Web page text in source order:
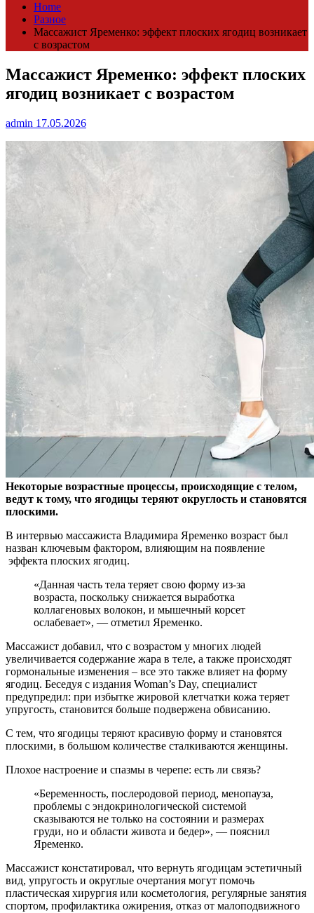
Home
Разное
Массажист Яременко: эффект плоских ягодиц возникает
с возрастом
Массажист Яременко: эффект плоских
ягодиц возникает с возрастом
admin 17.05.2026
Некоторые возрастные процессы, происходящие с телом,
ведут к тому, что ягодицы теряют округлость и становятся
плоскими.
В интервью массажиста Владимира Яременко возраст был
назван ключевым фактором, влияющим на появление
эффекта плоских ягодиц.
«Данная часть тела теряет свою форму из-за
возраста, поскольку снижается выработка
коллагеновых волокон, и мышечный корсет
ослабевает», — отметил Яременко.
Массажист добавил, что с возрастом у многих людей
увеличивается содержание жара в теле, а также происходят
гормональные изменения – все это также влияет на форму
ягодиц. Беседуя с издания Woman’s Day, специалист
предупредил: при избытке жировой клетчатки кожа теряет
упругость, становится больше подвержена обвисанию.
С тем, что ягодицы теряют красивую форму и становятся
плоскими, в большом количестве сталкиваются женщины.
Плохое настроение и спазмы в черепе: есть ли связь?
«Беременность, послеродовой период, менопауза,
проблемы с эндокринологической системой
сказываются не только на состоянии и размерах
груди, но и области живота и бедер», — пояснил
Яременко.
Массажист констатировал, что вернуть ягодицам эстетичный
вид, упругость и округлые очертания могут помочь
пластическая хирургия или косметология, регулярные занятия
спортом, профилактика ожирения, отказ от малоподвижного